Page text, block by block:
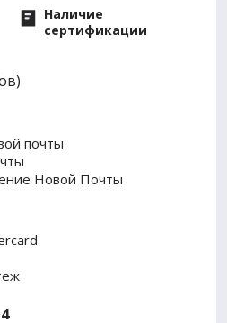
Наличие
сертификации
почты
Новой Почты